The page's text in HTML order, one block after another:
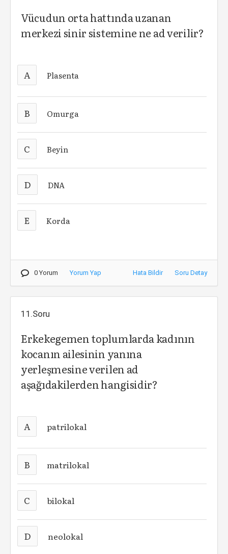
Vücudun orta hattında uzanan
merkezi sinir sistemine ne ad verilir?
A Plasenta
B Omurga
C Beyin
D DNA
E Korda
0 Yorum Yorum Yap Hata Bildir Soru Detay
11.Soru
Erkek­egemen toplumlarda kadının
kocanın ailesinin yanına
yerleşmesine verilen ad
aşağıdakilerden hangisidir?
A patrilokal
B matrilokal
C bilokal
D neolokal